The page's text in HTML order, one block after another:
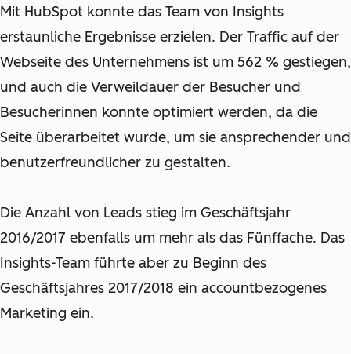
Mit HubSpot konnte das Team von Insights
erstaunliche Ergebnisse erzielen. Der Traffic auf der
Webseite des Unternehmens ist um 562 % gestiegen,
und auch die Verweildauer der Besucher und
Besucherinnen konnte optimiert werden, da die
Seite überarbeitet wurde, um sie ansprechender und
benutzerfreundlicher zu gestalten.
Die Anzahl von Leads stieg im Geschäftsjahr
2016/2017 ebenfalls um mehr als das Fünffache. Das
Insights-Team führte aber zu Beginn des
Geschäftsjahres 2017/2018 ein accountbezogenes
Marketing ein.